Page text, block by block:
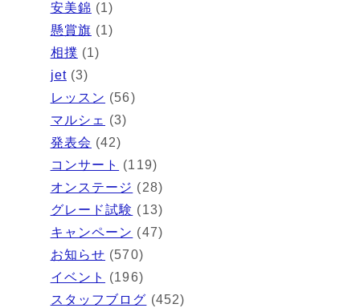
安美錦 (1)
懸賞旗 (1)
相撲 (1)
jet(3)
レッスン (56)
マルシェ (3)
発表会 (42)
コンサート
(119)
オンステージ (28)
グレード試験 (13)
キャンペーン (47)
お知らせ (570)
イベント
(196)
スタッフブログ (452)